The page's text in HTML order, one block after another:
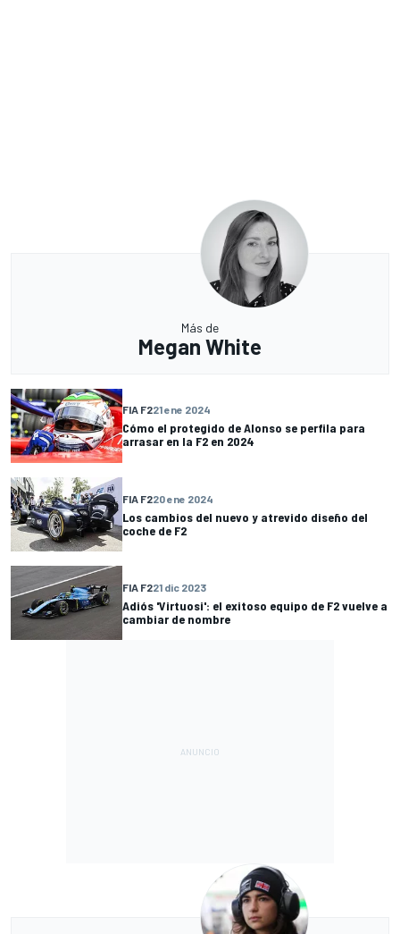
Más de
Megan White
FIA F221 ene 2024
Cómo el protegido de Alonso se perfila para
arrasar en la F2 en 2024
FIA F220 ene 2024
Los cambios del nuevo y atrevido diseño del
coche de F2
FIA F221 dic 2023
Adiós 'Virtuosi': el exitoso equipo de F2 vuelve a
cambiar de nombre